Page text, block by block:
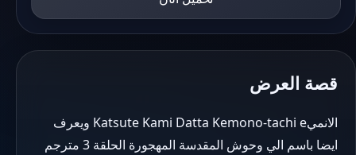
قصة العرض
الانميKatsute Kami Datta Kemono-tachi e ويعرف
ايضا باسم الي وحوش المقدسة المهجورة الحلقة 3 مترجم